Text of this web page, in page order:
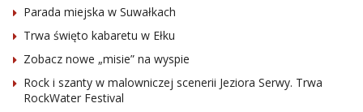
Parada miejska w Suwałkach
Trwa święto kabaretu w Ełku
Zobacz nowe „misie” na wyspie
Rock i szanty w malowniczej scenerii Jeziora Serwy. Trwa
RockWater Festival